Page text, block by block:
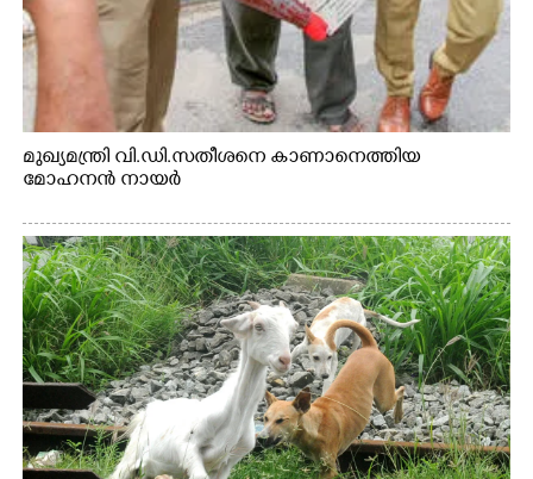
മുഖ്യമന്ത്രി വി.ഡി.സതീശനെ കാണാനെത്തിയ
മോഹനൻ നായർ